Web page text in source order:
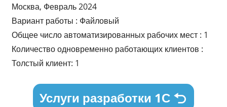
Москва, Февраль 2024
Вариант работы : Файловый
Общее число автоматизированных рабочих мест : 1
Количество одновременно работающих клиентов :
Толстый клиент: 1
Услуги разработки 1С